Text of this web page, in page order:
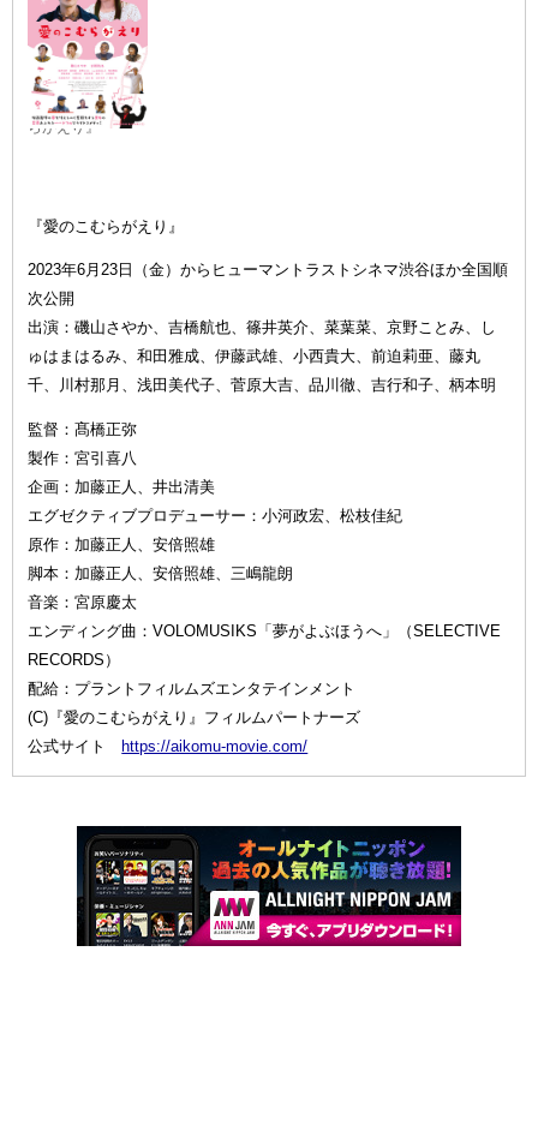
『愛のこむ
らがえり』
『愛のこむらがえり』
2023年6月23日（金）からヒューマントラストシネマ渋谷ほか全国順
次公開
出演：磯山さやか、吉橋航也、篠井英介、菜葉菜、京野ことみ、し
ゅはまはるみ、和田雅成、伊藤武雄、小西貴大、前迫莉亜、藤丸
千、川村那月、浅田美代子、菅原大吉、品川徹、吉行和子、柄本明
監督：髙橋正弥
製作：宮引喜八
企画：加藤正人、井出清美
エグゼクティブプロデューサー：小河政宏、松枝佳紀
原作：加藤正人、安倍照雄
脚本：加藤正人、安倍照雄、三嶋龍朗
音楽：宮原慶太
エンディング曲：VOLOMUSIKS「夢がよぶほうへ」（SELECTIVE
RECORDS）
配給：プラントフィルムズエンタテインメント
(C)『愛のこむらがえり』フィルムパートナーズ
公式サイトhttps://aikomu-movie.com/